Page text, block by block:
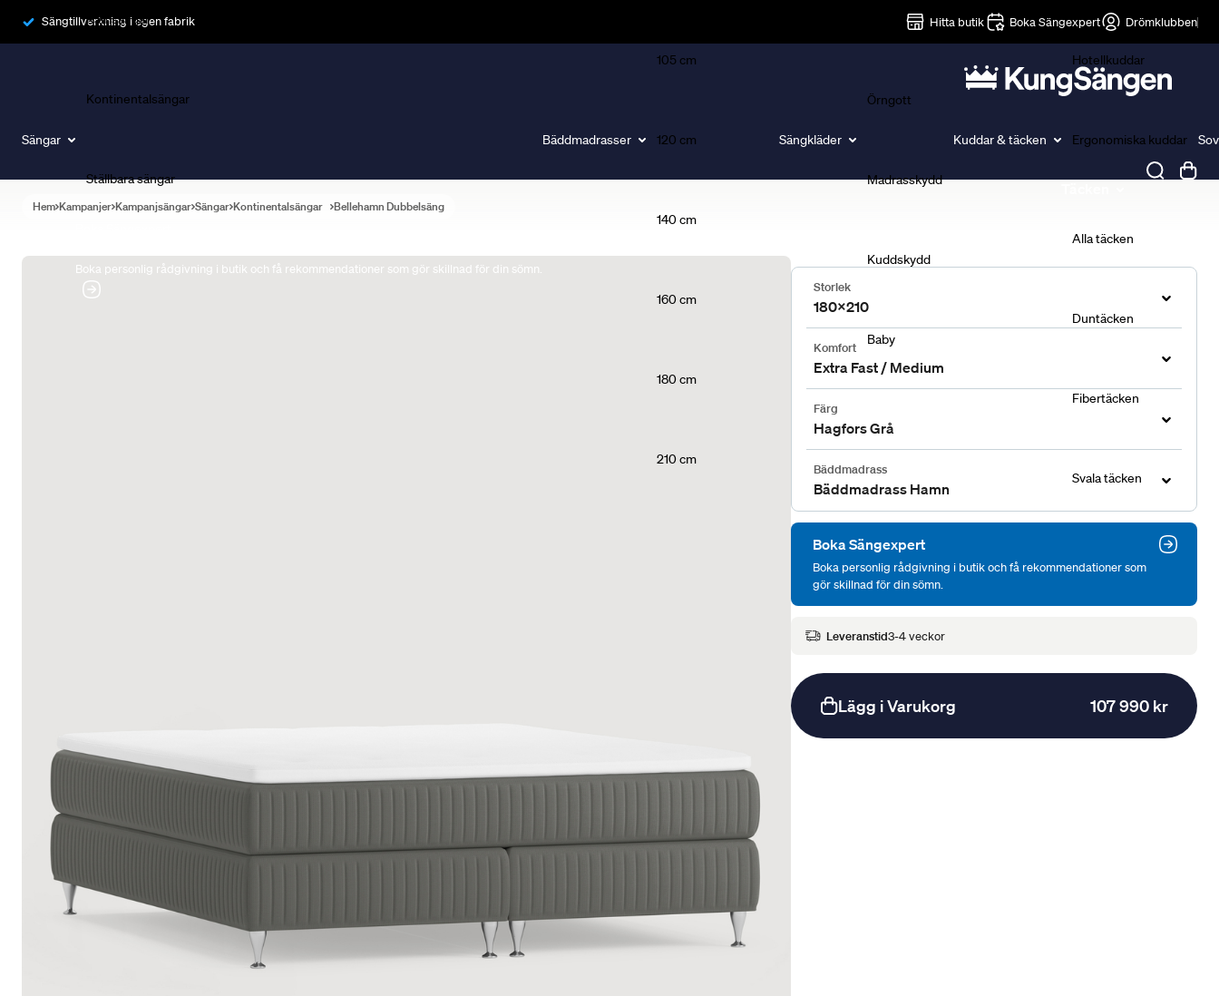
Sängtillverkning i egen fabrik Hitta butik Boka Sängexpert Drömklubben
Sängar
Ramsängar
Kontinentalsängar
Ställbara sängar
Boka personlig rådgivning i butik och få rekommendationer som gör skillnad för din sömn.
Bäddmadrasser
105 cm
120 cm
140 cm
160 cm
180 cm
210 cm
Sängkläder
Örngott
Madrasskydd
Kuddskydd
Baby
Kuddar & täcken
Hotellkuddar
Ergonomiska kuddar
Alla täcken
Duntäcken
Fibertäcken
Svala täcken
Hem Kampanjer Kampanjsängar Sängar Kontinentalsängar Bellehamn Dubbelsäng
Storlek
180x210
Komfort
Extra Fast / Medium
Färg
Hagfors Grå
Bäddmadrass
Bäddmadrass Hamn
Boka Sängexpert
Boka personlig rådgivning i butik och få rekommendationer som
gör skillnad för din sömn.
Leveranstid3-4 veckor
Lägg i Varukorg 107 990 kr